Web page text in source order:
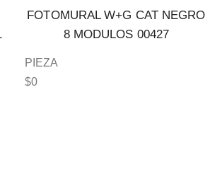
FOTOMURAL W+G CAT NEGRO
8 MODULOS 00427
PIEZA
$0